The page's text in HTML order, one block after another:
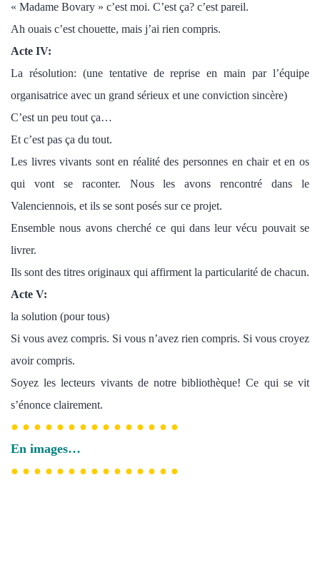
« Madame Bovary » c’est moi. C’est ça? c’est pareil.
Ah ouais c’est chouette, mais j’ai rien compris.
Acte IV:
La résolution: (une tentative de reprise en main par l’équipe
organisatrice avec un grand sérieux et une conviction sincère)
C’est un peu tout ça…
Et c’est pas ça du tout.
Les livres vivants sont en réalité des personnes en chair et en os
qui vont se raconter. Nous les avons rencontré dans le
Valenciennois, et ils se sont posés sur ce projet.
Ensemble nous avons cherché ce qui dans leur vécu pouvait se
livrer.
Ils sont des titres originaux qui affirment la particularité de chacun.
Acte V:
la solution (pour tous)
Si vous avez compris. Si vous n’avez rien compris. Si vous croyez
avoir compris.
Soyez les lecteurs vivants de notre bibliothèque! Ce qui se vit
s’énonce clairement.
● ● ● ● ● ● ● ● ● ● ● ● ● ● ●
En images…
● ● ● ● ● ● ● ● ● ● ● ● ● ● ●